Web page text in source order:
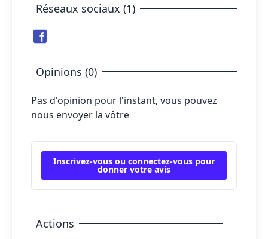
Réseaux sociaux (1)
Opinions (0)
Pas d'opinion pour l'instant, vous pouvez
nous envoyer la vôtre
Inscrivez-vous ou connectez-vous pour
donner votre avis
Actions